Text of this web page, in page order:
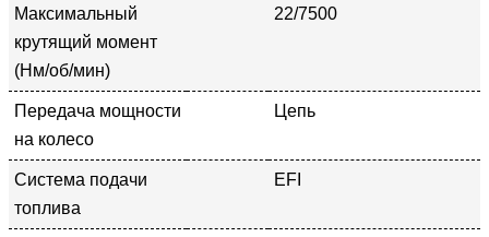
Максимальный
крутящий момент
(Нм/об/мин)
22/7500
Передача мощности
на колесо
Цепь
Система подачи
топлива
EFI